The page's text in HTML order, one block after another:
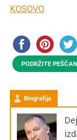
KOSOVO
PODRŽITE
Biografija